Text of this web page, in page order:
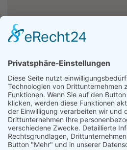
QUELLEN
der Juden aus den Orten
und Malsch, Bad Schönborn
Schmitz, Hans-Georg: Ich
jüdischen Einwohner von
Langenbrücken, in: Klaus
Schönborner Geschichte, Bd.
2015.
Stude, Jürgen: Geschichte der